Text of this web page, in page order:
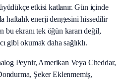
etkisi katlanır. Gün içinde
haftalık enerji dengesini hissedilir
ekranı tek öğün kararı değil,
gibi okumak daha sağlıklı.
Peynir, Amerikan Veya Cheddar,
Şeker Eklenmemiş,